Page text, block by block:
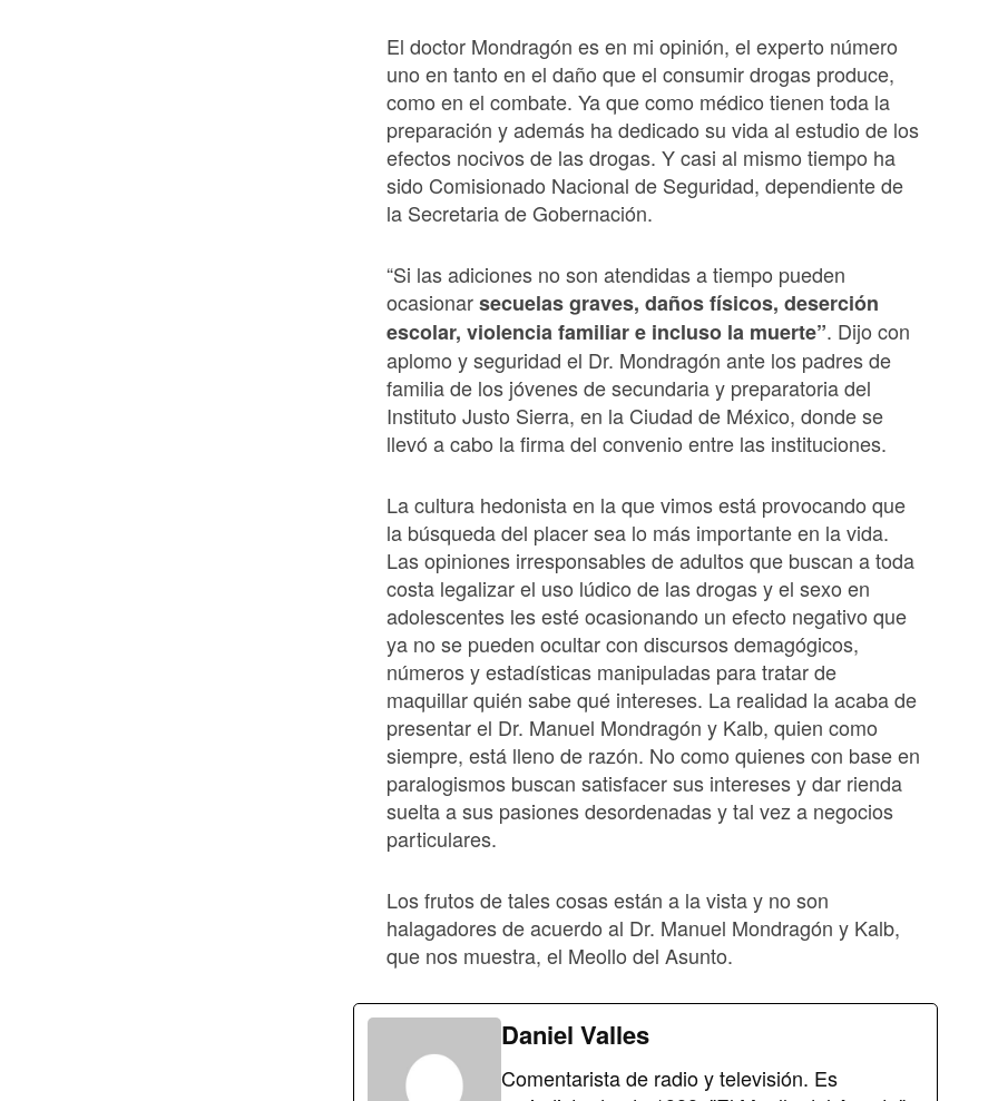
El doctor Mondragón es en mi opinión, el experto número
uno en tanto en el daño que el consumir drogas produce,
como en el combate. Ya que como médico tienen toda la
preparación y además ha dedicado su vida al estudio de los
efectos nocivos de las drogas. Y casi al mismo tiempo ha
sido Comisionado Nacional de Seguridad, dependiente de
la Secretaria de Gobernación.
“Si las adiciones no son atendidas a tiempo pueden
ocasionarsecuelas graves, daños físicos, deserción
escolar, violencia familiar e incluso la muerte”. Dijo con
aplomo y seguridad el Dr. Mondragón ante los padres de
familia de los jóvenes de secundaria y preparatoria del
Instituto Justo Sierra, en la Ciudad de México, donde se
llevó a cabo la firma del convenio entre las instituciones.
La cultura hedonista en la que vimos está provocando que
la búsqueda del placer sea lo más importante en la vida.
Las opiniones irresponsables de adultos que buscan a toda
costa legalizar el uso lúdico de las drogas y el sexo en
adolescentes les esté ocasionando un efecto negativo que
ya no se pueden ocultar con discursos demagógicos,
números y estadísticas manipuladas para tratar de
maquillar quién sabe qué intereses. La realidad la acaba de
presentar el Dr. Manuel Mondragón y Kalb, quien como
siempre, está lleno de razón. No como quienes con base en
paralogismos buscan satisfacer sus intereses y dar rienda
suelta a sus pasiones desordenadas y tal vez a negocios
particulares.
Los frutos de tales cosas están a la vista y no son
halagadores de acuerdo al Dr. Manuel Mondragón y Kalb,
que nos muestra, el Meollo del Asunto.
Daniel Valles
Comentarista de radio y televisión. Es